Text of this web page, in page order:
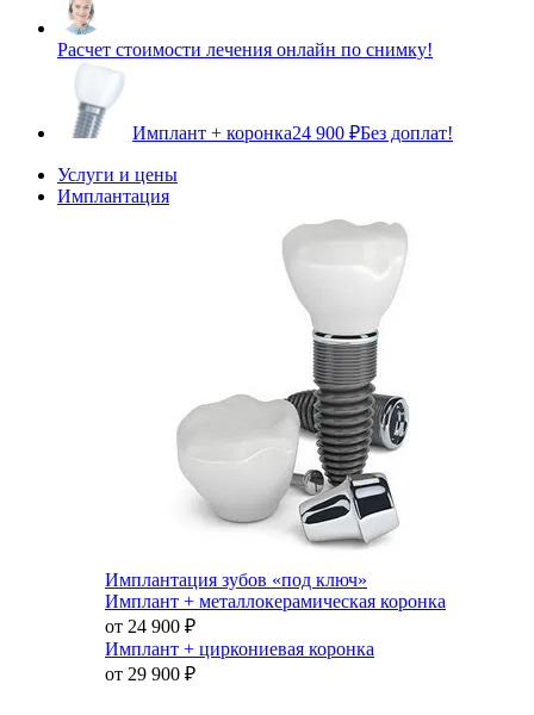
Расчет стоимости лечения онлайн по снимку!
Имплант + коронка24 900 ₽Без доплат!
Услуги и цены
Имплантация
Имплантация зубов «под ключ»
Имплант + металлокерамическая коронка
от 24 900 ₽
Имплант + циркониевая коронка
от 29 900 ₽